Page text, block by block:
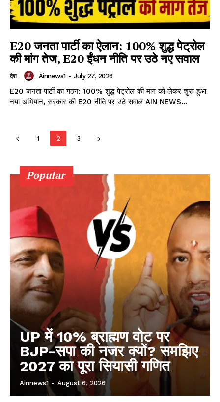
NEWS 1 App
DOWNLOAD NOW
AIN NEWS 1
Contact Us
About Us
Privacy Policy
Terms of Use Agreement
Facebook
X WhatsApp
Share
E20 जनता पार्टी का ऐलान: 100% शुद्ध पेट्रोल
की मांग तेज, E20 ईंधन नीति पर उठे नए सवाल
देश Ainnews1 - July 27, 2026
E20 जनता पार्टी का गठन: 100% शुद्ध पेट्रोल की मांग को लेकर शुरू हुआ
नया अभियान, सरकार की E20 नीति पर उठे सवाल AIN NEWS...
1 2 3
Popular
UP में 10% ब्राह्मण वोट पर
BJP-सपा की नजर क्यों? समझिए
2027 का पूरा सियासी गणित
Ainnews1 - August 6, 2026